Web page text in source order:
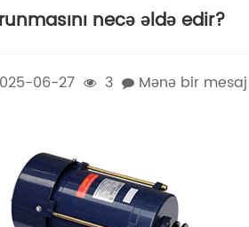
necə əldə edir?
06-27 3 Mənə bir